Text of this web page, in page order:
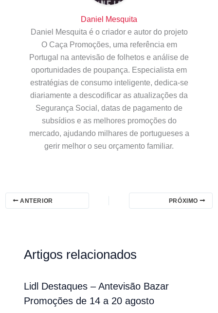
Daniel Mesquita
Daniel Mesquita é o criador e autor do projeto
O Caça Promoções, uma referência em
Portugal na antevisão de folhetos e análise de
oportunidades de poupança. Especialista em
estratégias de consumo inteligente, dedica-se
diariamente a descodificar as atualizações da
Segurança Social, datas de pagamento de
subsídios e as melhores promoções do
mercado, ajudando milhares de portugueses a
gerir melhor o seu orçamento familiar.
ANTERIOR PRÓXIMO
Artigos relacionados
Lidl Destaques – Antevisão Bazar
Promoções de 14 a 20 agosto